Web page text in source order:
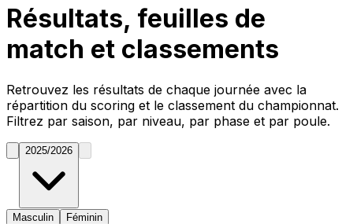
Résultats, feuilles de
match et classements
Retrouvez les résultats de chaque journée avec la
répartition du scoring et le classement du championnat.
Filtrez par saison, par niveau, par phase et par poule.
2025/2026
Masculin
Féminin